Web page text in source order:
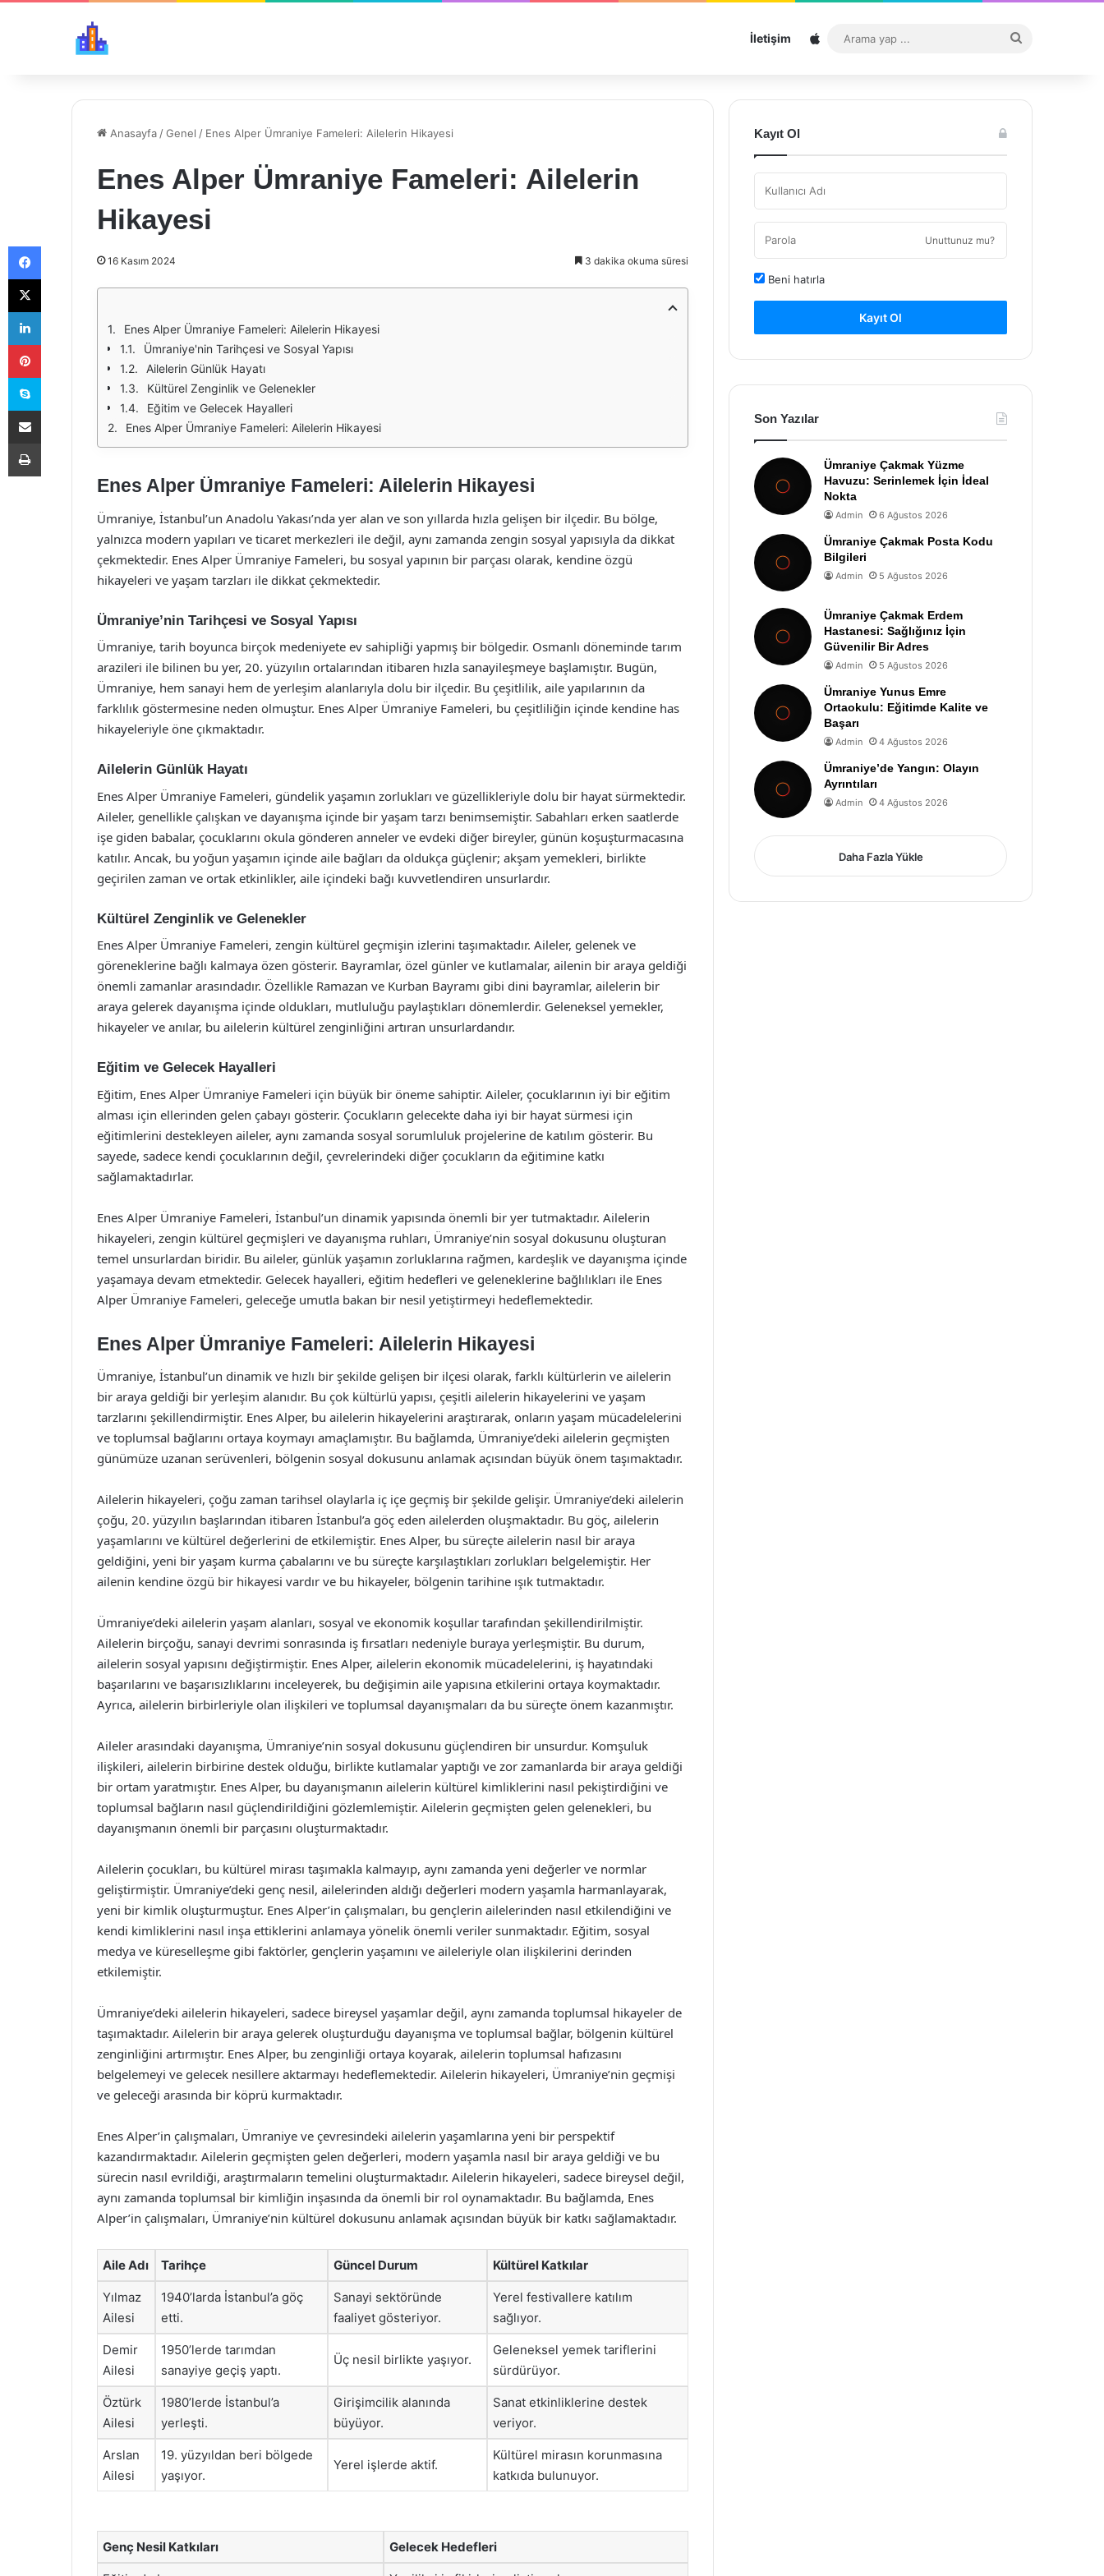
İletişim Sitemap
...
Anasayfa /Genel / Enes Alper Ümraniye Fameleri: Ailelerin Hikayesi
Enes Alper Ümraniye Fameleri: Ailelerin
Hikayesi
16 Kasım 2024 3 dakika okuma süresi
Enes Alper Ümraniye Fameleri: Ailelerin Hikayesi
Ümraniye'nin Tarihçesi ve Sosyal Yapısı
Ailelerin Günlük Hayatı
Kültürel Zenginlik ve Gelenekler
Eğitim ve Gelecek Hayalleri
Enes Alper Ümraniye Fameleri: Ailelerin Hikayesi
Enes Alper Ümraniye Fameleri: Ailelerin Hikayesi
Ümraniye, İstanbul’un Anadolu Yakası’nda yer alan ve son yıllarda hızla gelişen bir ilçedir. Bu bölge,
yalnızca modern yapıları ve ticaret merkezleri ile değil, aynı zamanda zengin sosyal yapısıyla da dikkat
çekmektedir. Enes Alper Ümraniye Fameleri, bu sosyal yapının bir parçası olarak, kendine özgü
hikayeleri ve yaşam tarzları ile dikkat çekmektedir.
Ümraniye’nin Tarihçesi ve Sosyal Yapısı
Ümraniye, tarih boyunca birçok medeniyete ev sahipliği yapmış bir bölgedir. Osmanlı döneminde tarım
arazileri ile bilinen bu yer, 20. yüzyılın ortalarından itibaren hızla sanayileşmeye başlamıştır. Bugün,
Ümraniye, hem sanayi hem de yerleşim alanlarıyla dolu bir ilçedir. Bu çeşitlilik, aile yapılarının da
farklılık göstermesine neden olmuştur. Enes Alper Ümraniye Fameleri, bu çeşitliliğin içinde kendine has
hikayeleriyle öne çıkmaktadır.
Ailelerin Günlük Hayatı
Enes Alper Ümraniye Fameleri, gündelik yaşamın zorlukları ve güzellikleriyle dolu bir hayat sürmektedir.
Aileler, genellikle çalışkan ve dayanışma içinde bir yaşam tarzı benimsemiştir. Sabahları erken saatlerde
işe giden babalar, çocuklarını okula gönderen anneler ve evdeki diğer bireyler, günün koşuşturmacasına
katılır. Ancak, bu yoğun yaşamın içinde aile bağları da oldukça güçlenir; akşam yemekleri, birlikte
geçirilen zaman ve ortak etkinlikler, aile içindeki bağı kuvvetlendiren unsurlardır.
Kültürel Zenginlik ve Gelenekler
Enes Alper Ümraniye Fameleri, zengin kültürel geçmişin izlerini taşımaktadır. Aileler, gelenek ve
göreneklerine bağlı kalmaya özen gösterir. Bayramlar, özel günler ve kutlamalar, ailenin bir araya geldiği
önemli zamanlar arasındadır. Özellikle Ramazan ve Kurban Bayramı gibi dini bayramlar, ailelerin bir
araya gelerek dayanışma içinde oldukları, mutluluğu paylaştıkları dönemlerdir. Geleneksel yemekler,
hikayeler ve anılar, bu ailelerin kültürel zenginliğini artıran unsurlardandır.
Eğitim ve Gelecek Hayalleri
Eğitim, Enes Alper Ümraniye Fameleri için büyük bir öneme sahiptir. Aileler, çocuklarının iyi bir eğitim
alması için ellerinden gelen çabayı gösterir. Çocukların gelecekte daha iyi bir hayat sürmesi için
eğitimlerini destekleyen aileler, aynı zamanda sosyal sorumluluk projelerine de katılım gösterir. Bu
sayede, sadece kendi çocuklarının değil, çevrelerindeki diğer çocukların da eğitimine katkı
sağlamaktadırlar.
Enes Alper Ümraniye Fameleri, İstanbul’un dinamik yapısında önemli bir yer tutmaktadır. Ailelerin
hikayeleri, zengin kültürel geçmişleri ve dayanışma ruhları, Ümraniye’nin sosyal dokusunu oluşturan
temel unsurlardan biridir. Bu aileler, günlük yaşamın zorluklarına rağmen, kardeşlik ve dayanışma içinde
yaşamaya devam etmektedir. Gelecek hayalleri, eğitim hedefleri ve geleneklerine bağlılıkları ile Enes
Alper Ümraniye Fameleri, geleceğe umutla bakan bir nesil yetiştirmeyi hedeflemektedir.
Enes Alper Ümraniye Fameleri: Ailelerin Hikayesi
Ümraniye, İstanbul’un dinamik ve hızlı bir şekilde gelişen bir ilçesi olarak, farklı kültürlerin ve ailelerin
bir araya geldiği bir yerleşim alanıdır. Bu çok kültürlü yapısı, çeşitli ailelerin hikayelerini ve yaşam
tarzlarını şekillendirmiştir. Enes Alper, bu ailelerin hikayelerini araştırarak, onların yaşam mücadelelerini
ve toplumsal bağlarını ortaya koymayı amaçlamıştır. Bu bağlamda, Ümraniye’deki ailelerin geçmişten
günümüze uzanan serüvenleri, bölgenin sosyal dokusunu anlamak açısından büyük önem taşımaktadır.
Ailelerin hikayeleri, çoğu zaman tarihsel olaylarla iç içe geçmiş bir şekilde gelişir. Ümraniye’deki ailelerin
çoğu, 20. yüzyılın başlarından itibaren İstanbul’a göç eden ailelerden oluşmaktadır. Bu göç, ailelerin
yaşamlarını ve kültürel değerlerini de etkilemiştir. Enes Alper, bu süreçte ailelerin nasıl bir araya
geldiğini, yeni bir yaşam kurma çabalarını ve bu süreçte karşılaştıkları zorlukları belgelemiştir. Her
ailenin kendine özgü bir hikayesi vardır ve bu hikayeler, bölgenin tarihine ışık tutmaktadır.
Ümraniye’deki ailelerin yaşam alanları, sosyal ve ekonomik koşullar tarafından şekillendirilmiştir.
Ailelerin birçoğu, sanayi devrimi sonrasında iş fırsatları nedeniyle buraya yerleşmiştir. Bu durum,
ailelerin sosyal yapısını değiştirmiştir. Enes Alper, ailelerin ekonomik mücadelelerini, iş hayatındaki
başarılarını ve başarısızlıklarını inceleyerek, bu değişimin aile yapısına etkilerini ortaya koymaktadır.
Ayrıca, ailelerin birbirleriyle olan ilişkileri ve toplumsal dayanışmaları da bu süreçte önem kazanmıştır.
Aileler arasındaki dayanışma, Ümraniye’nin sosyal dokusunu güçlendiren bir unsurdur. Komşuluk
ilişkileri, ailelerin birbirine destek olduğu, birlikte kutlamalar yaptığı ve zor zamanlarda bir araya geldiği
bir ortam yaratmıştır. Enes Alper, bu dayanışmanın ailelerin kültürel kimliklerini nasıl pekiştirdiğini ve
toplumsal bağların nasıl güçlendirildiğini gözlemlemiştir. Ailelerin geçmişten gelen gelenekleri, bu
dayanışmanın önemli bir parçasını oluşturmaktadır.
Ailelerin çocukları, bu kültürel mirası taşımakla kalmayıp, aynı zamanda yeni değerler ve normlar
geliştirmiştir. Ümraniye’deki genç nesil, ailelerinden aldığı değerleri modern yaşamla harmanlayarak,
yeni bir kimlik oluşturmuştur. Enes Alper’in çalışmaları, bu gençlerin ailelerinden nasıl etkilendiğini ve
kendi kimliklerini nasıl inşa ettiklerini anlamaya yönelik önemli veriler sunmaktadır. Eğitim, sosyal
medya ve küreselleşme gibi faktörler, gençlerin yaşamını ve aileleriyle olan ilişkilerini derinden
etkilemiştir.
Ümraniye’deki ailelerin hikayeleri, sadece bireysel yaşamlar değil, aynı zamanda toplumsal hikayeler de
taşımaktadır. Ailelerin bir araya gelerek oluşturduğu dayanışma ve toplumsal bağlar, bölgenin kültürel
zenginliğini artırmıştır. Enes Alper, bu zenginliği ortaya koyarak, ailelerin toplumsal hafızasını
belgelemeyi ve gelecek nesillere aktarmayı hedeflemektedir. Ailelerin hikayeleri, Ümraniye’nin geçmişi
ve geleceği arasında bir köprü kurmaktadır.
Enes Alper’in çalışmaları, Ümraniye ve çevresindeki ailelerin yaşamlarına yeni bir perspektif
kazandırmaktadır. Ailelerin geçmişten gelen değerleri, modern yaşamla nasıl bir araya geldiği ve bu
sürecin nasıl evrildiği, araştırmaların temelini oluşturmaktadır. Ailelerin hikayeleri, sadece bireysel değil,
aynı zamanda toplumsal bir kimliğin inşasında da önemli bir rol oynamaktadır. Bu bağlamda, Enes
Alper’in çalışmaları, Ümraniye’nin kültürel dokusunu anlamak açısından büyük bir katkı sağlamaktadır.
Aile Adı Tarihçe Güncel Durum Kültürel Katkılar
Yılmaz
Ailesi
1940’larda İstanbul’a göç
etti.
Sanayi sektöründe
faaliyet gösteriyor.
Yerel festivallere katılım
sağlıyor.
Demir
Ailesi
1950’lerde tarımdan
sanayiye geçiş yaptı.
Üç nesil birlikte yaşıyor.
Geleneksel yemek tariflerini
sürdürüyor.
Öztürk
Ailesi
1980’lerde İstanbul’a
yerleşti.
Girişimcilik alanında
büyüyor.
Sanat etkinliklerine destek
veriyor.
Arslan
Ailesi
19. yüzyıldan beri bölgede
yaşıyor.
Yerel işlerde aktif.
Kültürel mirasın korunmasına
katkıda bulunuyor.
Genç Nesil Katkıları Gelecek Hedefleri
Kayıt Ol
Unuttunuz mu?
Beni hatırla
Kayıt Ol
Son Yazılar
Ümraniye Çakmak Yüzme
Havuzu: Serinlemek İçin İdeal
Nokta
Admin 6 Ağustos 2026
Ümraniye Çakmak Posta Kodu
Bilgileri
Admin 5 Ağustos 2026
Ümraniye Çakmak Erdem
Hastanesi: Sağlığınız İçin
Güvenilir Bir Adres
Admin 5 Ağustos 2026
Ümraniye Yunus Emre
Ortaokulu: Eğitimde Kalite ve
Başarı
Admin 4 Ağustos 2026
Ümraniye’de Yangın: Olayın
Ayrıntıları
Admin 4 Ağustos 2026
Daha Fazla Yükle
Facebook
X
LinkedIn
Pinterest
Skype
E-Posta ile paylaş